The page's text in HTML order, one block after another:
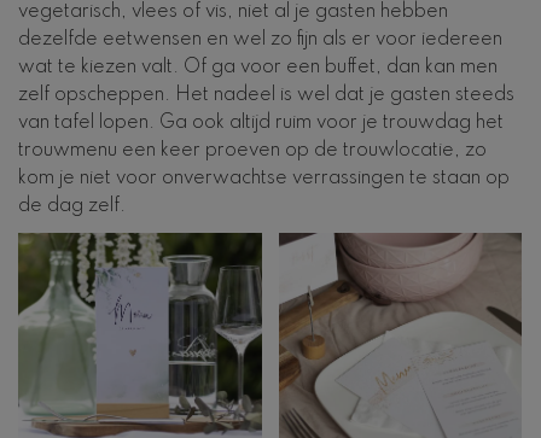
vegetarisch, vlees of vis, niet al je gasten hebben
dezelfde eetwensen en wel zo fijn als er voor iedereen
wat te kiezen valt. Of ga voor een buffet, dan kan men
zelf opscheppen. Het nadeel is wel dat je gasten steeds
van tafel lopen. Ga ook altijd ruim voor je trouwdag het
trouwmenu een keer proeven op de trouwlocatie, zo
kom je niet voor onverwachtse verrassingen te staan op
de dag zelf.